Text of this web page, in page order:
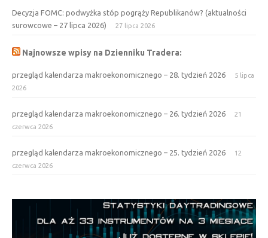
Decyzja FOMC: podwyżka stóp pogrąży Republikanów? (aktualności
surowcowe – 27 lipca 2026)
27 lipca 2026
Najnowsze wpisy na Dzienniku Tradera:
przegląd kalendarza makroekonomicznego – 28. tydzień 2026
5 lipca
2026
przegląd kalendarza makroekonomicznego – 26. tydzień 2026
21
czerwca 2026
przegląd kalendarza makroekonomicznego – 25. tydzień 2026
12
czerwca 2026